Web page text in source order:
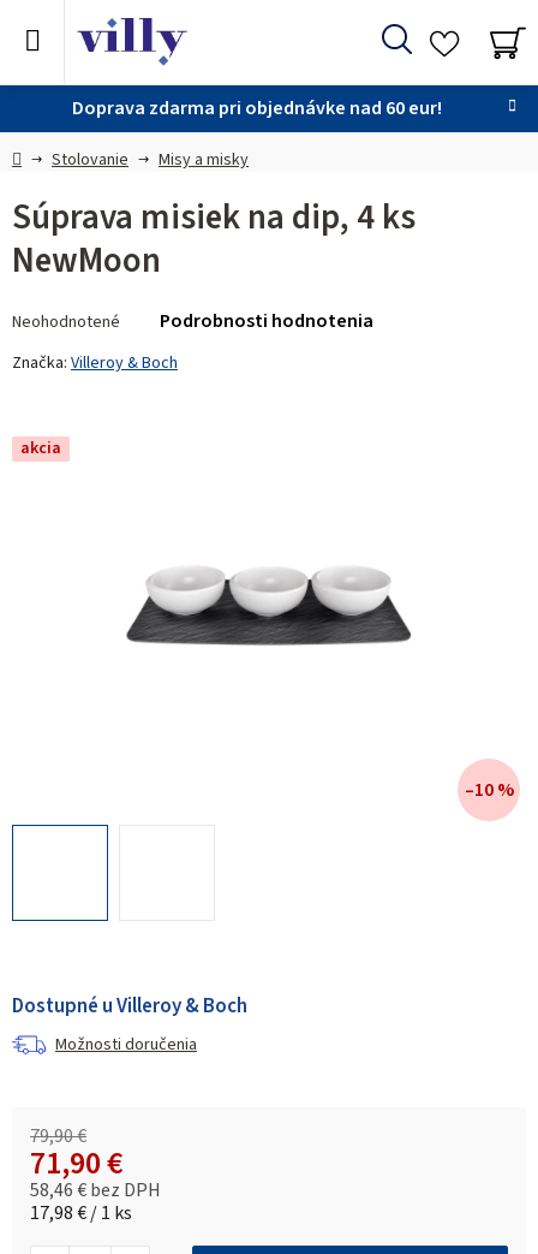
Doprava zdarma pri objednávke nad 60 eur!
Hľadať
DomovStolovanie Misy a misky
Dostupné u Villeroy & Boch
Možnosti doručenia
79,90 €
71,90 €
58,46 € bez DPH
Jednotková cena:
17,98 € / 1 ks
Súprava misiek na dip, 4 ks
NewMoon
hodnotenie
produktu
z 5
hviezdičiek.
Neohodnotené Podrobnosti hodnotenia
Značka: Villeroy & Boch
akcia
–10 %